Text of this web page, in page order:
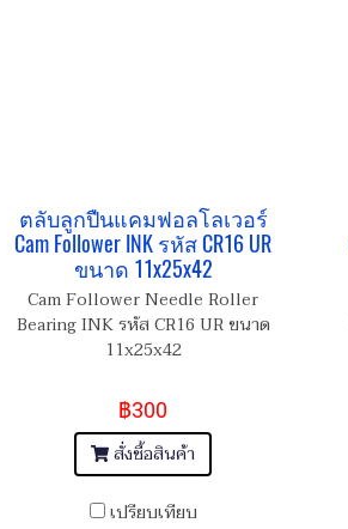
ตลับลูกปืนแคมฟอลโลเวอร์
Cam Follower INK รหัส CR16 UR
ขนาด 11x25x42
Cam Follower Needle Roller
Bearing INK รหัส CR16 UR ขนาด
11x25x42
฿300
สั่งซื้อสินค้า
เปรียบเทียบ